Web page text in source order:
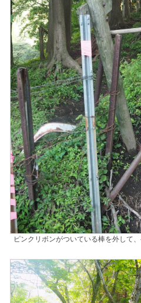
ピンクリボンがついている棒を外して